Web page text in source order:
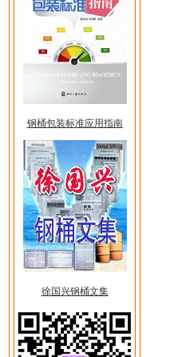
钢桶包装标准应用指南
徐国兴钢桶文集